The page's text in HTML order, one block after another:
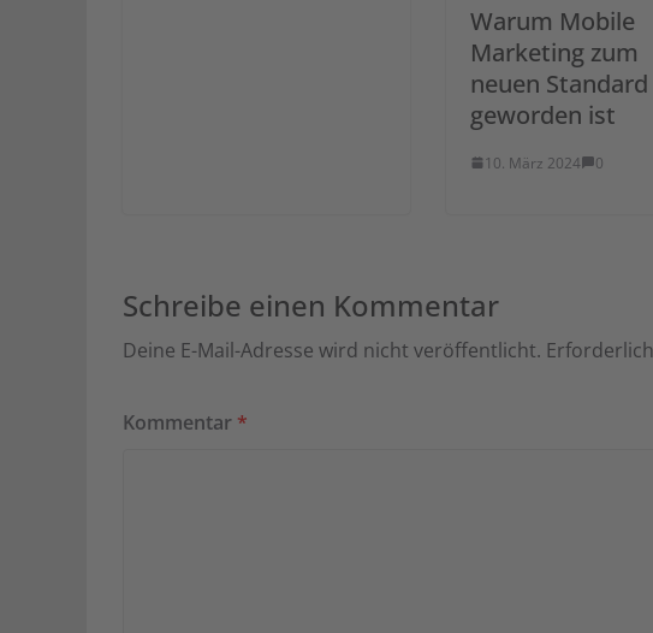
Warum Mobile
Marketing zum
neuen Standard
geworden ist
10. März 2024 0
Schreibe einen Kommentar
Deine E-Mail-Adresse wird nicht veröffentlicht.
Kommentar *